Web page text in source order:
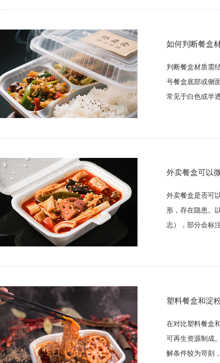
如何判断餐盒
判断餐盒材质需
号餐盒底部或侧
常见于白色或半
外卖餐盒可以
外卖餐盒是否可
形，存在隐患。
志），部分会标
塑料餐盒和淀
在对比塑料餐盒
可再生资源制成
解条件较为苛刻